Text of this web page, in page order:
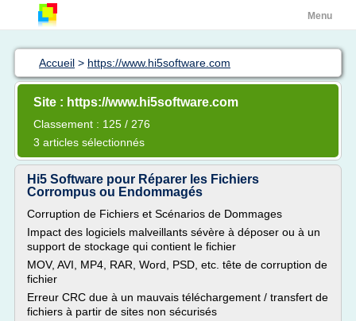
Menu
Accueil > https://www.hi5software.com
Site : https://www.hi5software.com
Classement : 125 / 276
3 articles sélectionnés
Hi5 Software pour Réparer les Fichiers
Corrompus ou Endommagés
Corruption de Fichiers et Scénarios de Dommages
Impact des logiciels malveillants sévère à déposer ou à un
support de stockage qui contient le fichier
MOV, AVI, MP4, RAR, Word, PSD, etc. tête de corruption de
fichier
Erreur CRC due à un mauvais téléchargement / transfert de
fichiers à partir de sites non sécurisés